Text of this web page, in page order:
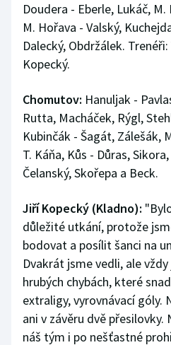
Doudera - Eberle, Lukáč,
M. Hořava - Valský,
Dalecký, Obdržálek.
Kopecký.
Chomutov: Hanuljak -
Rutta, Macháček, Rýgl,
Kubinčák - Šagát, Zálešák,
T. Káňa, Kůs - Důras,
Čelanský, Skořepa a Beck.
Jiří Kopecký (Kladno):
důležité utkání, protože
bodovat a posílit šanci na
Dvakrát jsme vedli, ale
hrubých chybách, které
extraligy, vyrovnávací góly.
ani v závěru dvě přesilovky.
náš tým i po nešťastné